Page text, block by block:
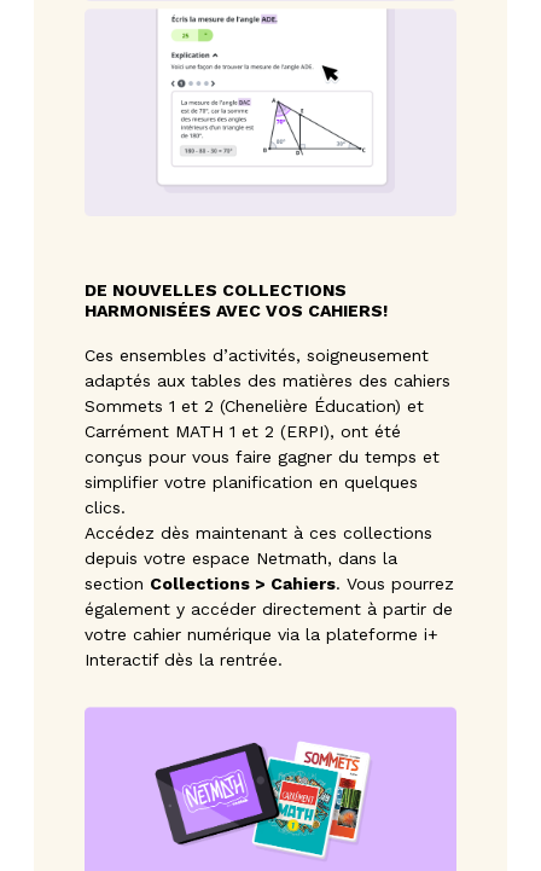
DE NOUVELLES COLLECTIONS
HARMONISÉES AVEC VOS CAHIERS!
Ces ensembles d’activités, soigneusement
adaptés aux tables des matières des cahiers
Sommets 1 et 2 (Chenelière Éducation) et
Carrément MATH 1 et 2 (ERPI), ont été
conçus pour vous faire gagner du temps et
simplifier votre planification en quelques
clics.
Accédez dès maintenant à ces collections
depuis votre espace Netmath, dans la
section Collections > Cahiers. Vous pourrez
également y accéder directement à partir de
votre cahier numérique via la plateforme i+
Interactif dès la rentrée.